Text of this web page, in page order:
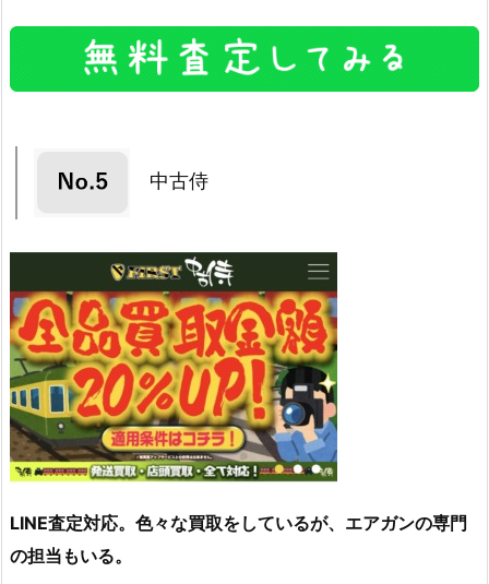
中古侍
LINE査定対応。色々な買取をしているが、エアガンの専門
の担当もいる。